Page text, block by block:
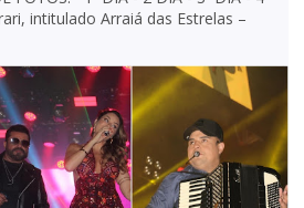
intitulado Arraiá das Estrelas –